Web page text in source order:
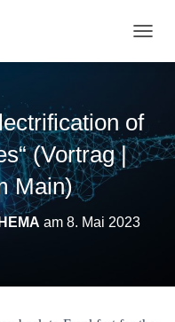
A
G
T
I
of
(Vortrag |
Main)
am 8. Mai 2023